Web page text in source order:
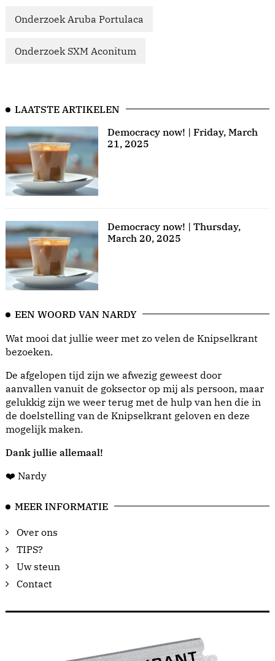
Onderzoek Aruba Portulaca
Onderzoek SXM Aconitum
LAATSTE ARTIKELEN
Democracy now! | Friday, March
21, 2025
Democracy now! | Thursday,
March 20, 2025
EEN WOORD VAN NARDY
Wat mooi dat jullie weer met zo velen de Knipselkrant
bezoeken.
De afgelopen tijd zijn we afwezig geweest door
aanvallen vanuit de goksector op mij als persoon, maar
gelukkig zijn we weer terug met de hulp van hen die in
de doelstelling van de Knipselkrant geloven en deze
mogelijk maken.
Dank jullie allemaal!
❤️ Nardy
MEER INFORMATIE
Over ons
TIPS?
Uw steun
Contact